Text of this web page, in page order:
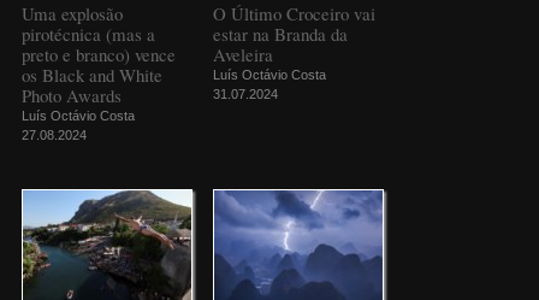
Uma explosão
pirotécnica (mas a
preto e branco) vence
os Black and White
Photo Awards
Luís Octávio Costa
27.08.2024
O Último Croceiro vai
estar na Branda da
Aveleira
Luís Octávio Costa
31.07.2024